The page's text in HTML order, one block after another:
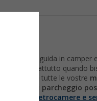
di guida in camper
utili soprattutto quando
tutte le vostre
sensori di parcheggio
Retrocamere e